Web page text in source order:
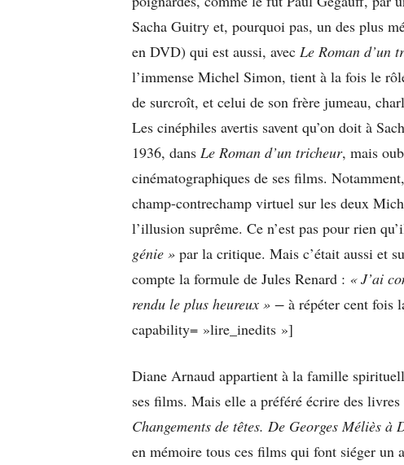
Sacha Guitry et, pourquoi pas, un des plus
en DVD) qui est aussi, avec Le Roman d’un
l’immense Michel Simon, tient à la fois le
de surcroît, et celui de son frère jumeau,
Les cinéphiles avertis savent qu’on doit à
1936, dans Le Roman d’un tricheur, mais
cinématographiques de ses films.
champ-contrechamp virtuel sur les deux
l’illusion suprême. Ce n’est pas pour rien
génie » par la critique. Mais c’était aussi et
compte la formule de Jules Renard : « J’ai
rendu le plus heureux » − à répéter cent fois
capability= »lire_inedits »]
Diane Arnaud appartient à la famille
ses films. Mais elle a préféré écrire des
Changements de têtes. De Georges Méliès à
en mémoire tous ces films qui font siéger un